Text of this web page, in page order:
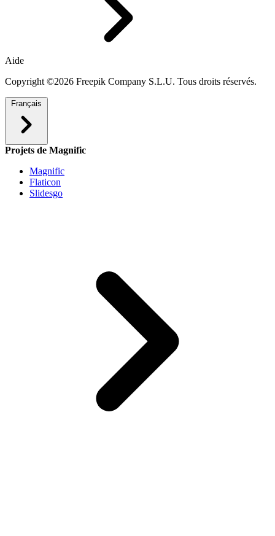
Aide
Copyright ©2026 Freepik Company S.L.U. Tous droits réservés.
Français
Projets de Magnific
Magnific
Flaticon
Slidesgo